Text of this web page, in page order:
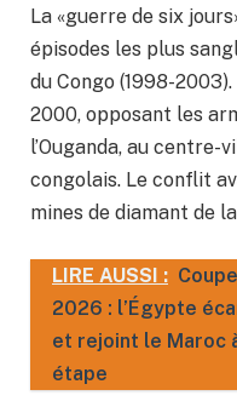
La «guerre de six
épisodes les plus
du Congo (1998-
2000, opposant les
l’Ouganda, au
congolais. Le conflit
mines de diamant de
LIRE AUSSI :
2026 : l’Égypte
et rejoint le Maroc
étape